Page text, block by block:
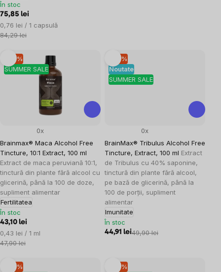
În stoc
75,85 lei
Evaluare
preţ:
0,76 lei / 1 capsulă
84,29 lei
SUMMER SALE
–10 %
Brainmax® Maca Alcohol Free
Tincture, 10:1 Extract, 100 ml
Extract de maca peruviană 10:1,
tinctură din plante fără alcool cu
glicerină, până la 100 de doze,
supliment alimentar
Fertilitatea
0x
În stoc
43,10 lei
Evaluare
preţ:
0,43 lei / 1 ml
47,90 lei
Noutate
SUMMER SALE
–10 %
BrainMax® Tribulus Alcohol Free
Tincture, Extract, 100 ml Extract
de Tribulus cu 40% saponine,
tinctură din plante fără alcool,
pe bază de glicerină, până la
100 de porții, supliment
alimentar
Imunitate
0x
În stoc
44,91 lei49,90 lei
–10 % –10 %